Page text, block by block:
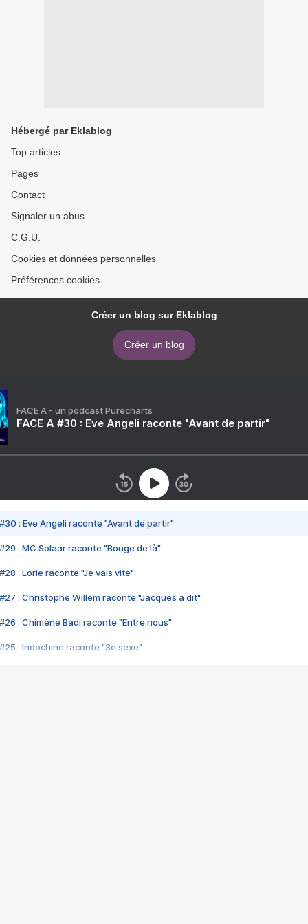
Hébergé par Eklablog
Top articles
Pages
Contact
Signaler un abus
C.G.U.
Cookies et données personnelles
Préférences cookies
Créer un blog sur Eklablog
Créer un blog
FACE A - un podcast Purecharts
FACE A #30 : Eve Angeli raconte "Avant de partir"
#30 : Eve Angeli raconte "Avant de partir"
#29 : MC Solaar raconte "Bouge de là"
#28 : Lorie raconte "Je vais vite"
#27 : Christophe Willem raconte "Jacques a dit"
#26 : Chimène Badi raconte "Entre nous"
#25 : Indochine raconte "3e sexe"